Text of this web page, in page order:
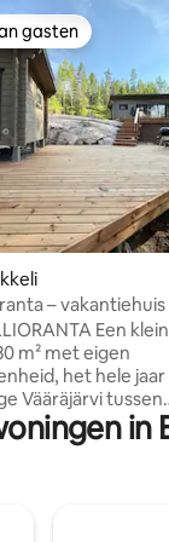
4,97 op 5, 104
gasten
gasten
– vakantiehuis
Een
m² met eigen
het hele
Vääräjärvi tussen
Ristiina. Een
voor koppels,
pijnbomen, een
in